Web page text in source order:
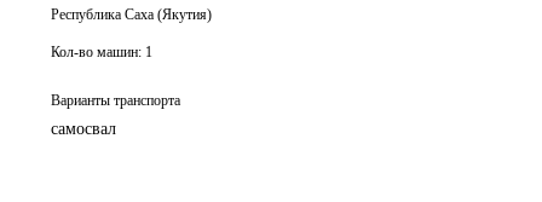
Республика Саха (Якутия)
Кол-во машин: 1
Варианты транспорта
самосвал